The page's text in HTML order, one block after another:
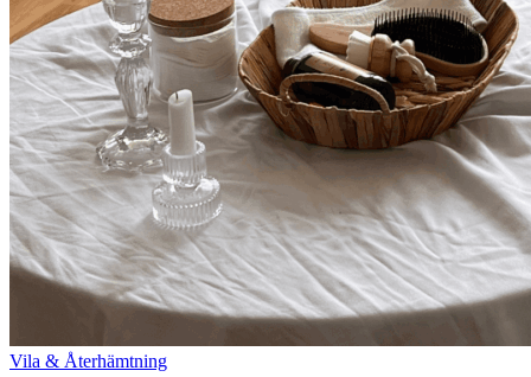
Vila & Återhämtning